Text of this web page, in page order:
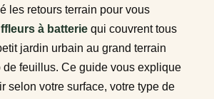
les retours terrain pour vous
à batterie qui couvrent tous
jardin urbain au grand terrain
de feuillus. Ce guide vous explique
selon votre surface, votre type de